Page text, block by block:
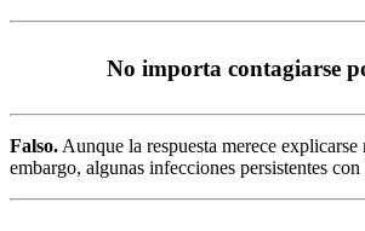
No importa contagiarse
Falso. Aunque la respuesta merece
embargo, algunas infecciones persistentes